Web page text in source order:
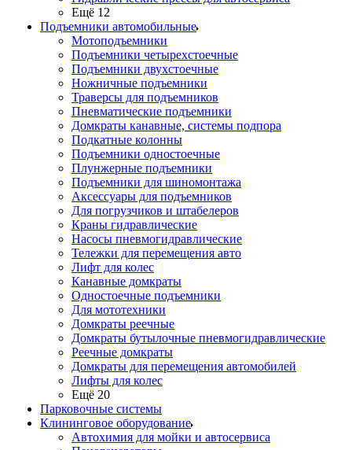
Ещё 12
Подъемники автомобильные
Мотоподъемники
Подъемники четырехстоечные
Подъемники двухстоечные
Ножничные подъемники
Траверсы для подъемников
Пневматические подъемники
Домкраты канавные, системы подпора
Подкатные колонны
Подъемники одностоечные
Плунжерные подъемники
Подъемники для шиномонтажа
Аксессуары для подъемников
Для погрузчиков и штабелеров
Краны гидравлические
Насосы пневмогидравлические
Тележки для перемещения авто
Лифт для колес
Канавные домкраты
Одностоечные подъемники
Для мототехники
Домкраты реечные
Домкраты бутылочные пневмогидравлические
Реечные домкраты
Домкраты для перемещения автомобилей
Лифты для колес
Ещё 20
Парковочные системы
Клининговое оборудование
Автохимия для мойки и автосервиса